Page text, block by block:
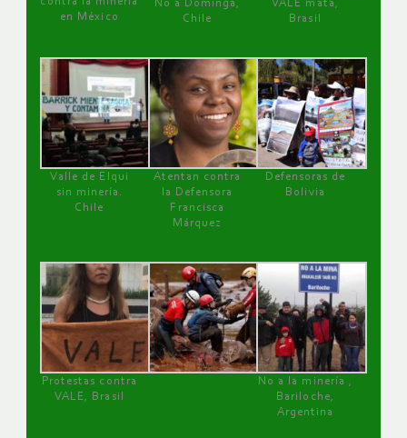
en México
No a Dominga,
Chile
VALE mata,
Brasil
Valle de Elqui
sin minería.
Chile
Atentan contra
la Defensora
Francisca
Márquez
Defensoras de
Bolivia
Protestas contra
VALE, Brasil
No a la minería ,
Bariloche,
Argentina